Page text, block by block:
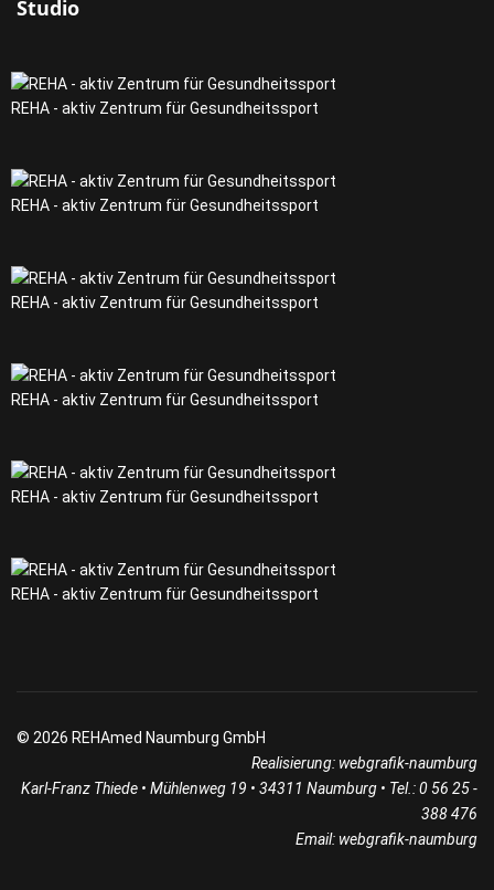
Studio
REHA - aktiv Zentrum für Gesundheitssport
REHA - aktiv Zentrum für Gesundheitssport
REHA - aktiv Zentrum für Gesundheitssport
REHA - aktiv Zentrum für Gesundheitssport
REHA - aktiv Zentrum für Gesundheitssport
REHA - aktiv Zentrum für Gesundheitssport
© 2026 REHAmed Naumburg GmbH
Realisierung: webgrafik-naumburg
Karl-Franz Thiede • Mühlenweg 19 • 34311 Naumburg • Tel.: 0 56 25 -
388 476
Email: webgrafik-naumburg